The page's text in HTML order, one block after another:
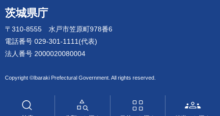
茨城県庁
〒310-8555 水戸市笠原町978番6
電話番号 029-301-1111(代表)
法人番号 2000020080004
Copyright ©Ibaraki Prefectural Government. All rights reserved.